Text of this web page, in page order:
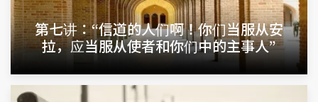
第七讲：“信道的人们啊！你们当服从安
拉，应当服从使者和你们中的主事人”